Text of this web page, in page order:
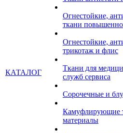
КАТАЛОГ
Огнестойкие,
ткани
Огнестойкие,
трикотаж и флис
Ткани для
служб сервиса
Сорочечные и
Камуфлирующие
материалы